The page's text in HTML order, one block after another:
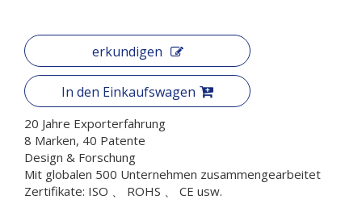
erkundigen
In den Einkaufswagen
20 Jahre Exporterfahrung
8 Marken, 40 Patente
Design & Forschung
Mit globalen 500 Unternehmen zusammengearbeitet
Zertifikate: ISO 、 ROHS 、 CE usw.